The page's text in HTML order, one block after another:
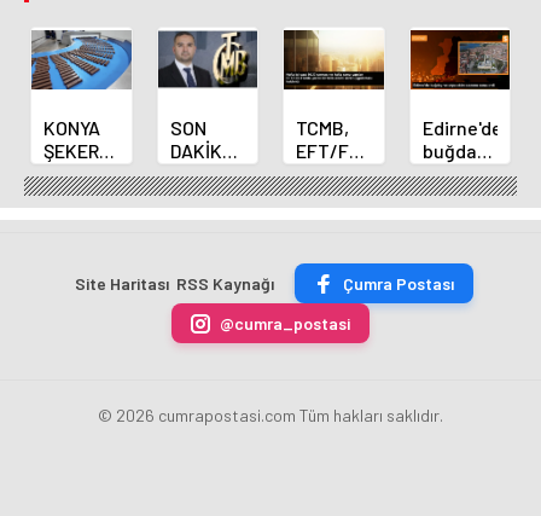
KONYA
ŞEKER
YILLIK 7
BİN 500
TON
ÜRETİLECEK
SON
DAKİKA
HABERİ:
Yeni
Merkez
Fatih
Karahan
oldu
TCMB,
EFT/FAST
işlemleri
için
fazla
uygulamasını
kaldırdı
Edirne'de
buğday
ve arpa
ekim
sezonu
erdi
Site Haritası RSS Kaynağı
Çumra Postası
@cumra_postasi
© 2026 cumrapostasi.com Tüm hakları saklıdır.